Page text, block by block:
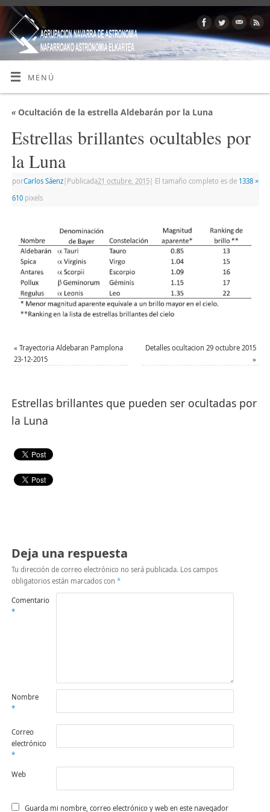
MENÚ
«Ocultación de la estrella Aldebarán por la Luna
Estrellas brillantes ocultables por
la Luna
porCarlos Sáenz| Publicada21 octubre, 2015| El tamaño completo es de 1338 ×
610pixels
« Trayectoria Aldebaran Pamplona
23-12-2015
Detalles ocultacion 29 octubre 2015
»
Estrellas brillantes que pueden ser ocultadas por
la Luna
Deja una respuesta
Tu dirección de correo electrónico no será publicada. Los campos
obligatorios están marcados con *
Comentario
*
Nombre
*
Correo
electrónico
*
Web
Guarda mi nombre, correo electrónico y web en este navegador